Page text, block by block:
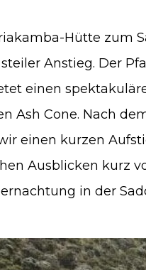
Hütte zum
Anstieg. Der
einen
Ash Cone. Nach
einen kurzen
Ausblicken kurz
in der